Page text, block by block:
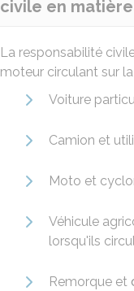
civile en
La responsabilité
moteur circulant sur
Voiture
Camion et
Moto et
Véhicule
lorsqu'ils
Remorque et